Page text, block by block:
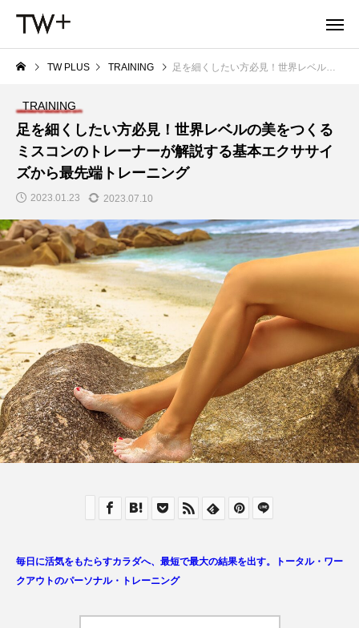
TW PLUS TRAINING 足を細くしたい方必見！世界レベルの美をつくるミスコンのトレーナーが解説する基本エクササイズから最先端トレーニング
TRAINING
足を細くしたい方必見！世界レベルの美をつくる
ミスコンのトレーナーが解説する基本エクササイ
ズから最先端トレーニング
2023.01.23 2023.07.10
毎日に活気をもたらすカラダへ、最短で最大の結果を出す。トータル・ワー
クアウトのパーソナル・トレーニング